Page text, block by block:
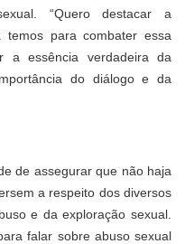
“Quero destacar a
para combater essa
a essência verdadeira da
do diálogo e da
de assegurar que não haja
a respeito dos diversos
e da exploração sexual.
falar sobre abuso sexual